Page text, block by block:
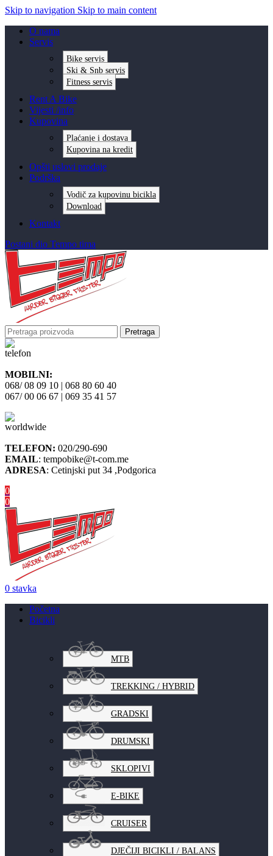
Skip to navigation Skip to main content
O nama
Servis
Bike servis
Ski & Snb servis
Fitness servis
Rent A Bike
Vijesti /info
Kupovina
Plaćanje i dostava
Kupovina na kredit
Opšti uslovi prodaje
Podrška
Vodič za kupovinu bicikla
Download
Kontakt
Postani dio Tempo tima
Pretraga
MOBILNI:
068/ 08 09 10 | 068 80 60 40
067/ 00 06 67 | 069 35 41 57
TELEFON: 020/290-690
EMAIL: tempobike@t-com.me
ADRESA: Cetinjski put 34 ,Podgorica
0
0
0 stavka
Početna
Bicikli
MTB
TREKKING / HYBRID
GRADSKI
DRUMSKI
SKLOPIVI
E-BIKE
CRUISER
DJEČIJI BICIKLI / BALANS